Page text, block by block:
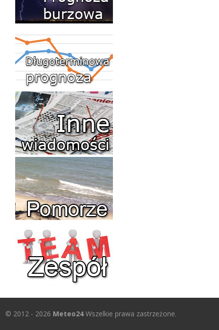
© 2012 - 2026 Meteo24Wszelkie prawa zastrzeżone.